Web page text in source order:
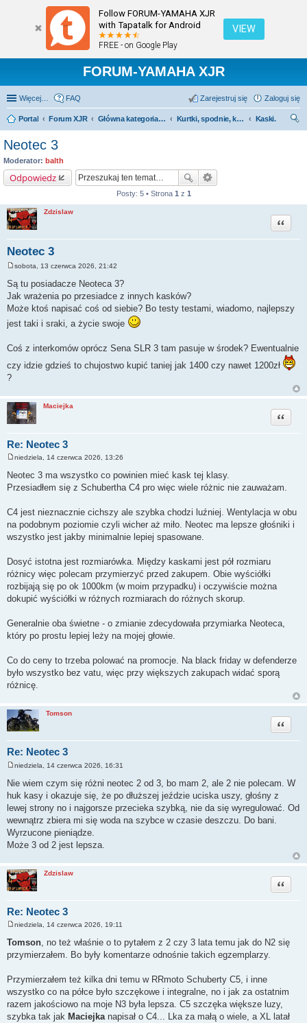
Follow FORUM-YAMAHA XJR
with Tapatalk for Android
FREE - on Google Play
VIEW
FORUM-YAMAHA XJR
Więcej… FAQ Zaloguj się
Zarejestruj się
Portal Forum XJR Główna kategoria forum Kurtki, spodnie, kaski, buty, rękawice itp.
Kaski.
Neotec 3
Moderator: balth
Odpowiedz
Posty: 5 • Strona 1 z 1
Zdzislaw
Neotec 3
Cytuj
s
t
sobota, 13 czerwca 2026, 21:42
Są tu posiadacze Neoteca 3?
Jak wrażenia po przesiadce z innych kasków?
Może ktoś napisać coś od siebie? Bo testy testami, wiadomo, najlepszy
jest taki i sraki, a życie swoje
Coś z interkomów oprócz Sena SLR 3 tam pasuje w środek? Ewentualnie
czy idzie gdzieś to chujostwo kupić taniej jak 1400 czy nawet 1200zł
?
Maciejka
Re: Neotec 3
Cytuj
o
s
t
niedziela, 14 czerwca 2026, 13:26
Neotec 3 ma wszystko co powinien mieć kask tej klasy.
Przesiadłem się z Schubertha C4 pro więc wiele różnic nie zauważam.
C4 jest nieznacznie cichszy ale szybka chodzi luźniej. Wentylacja w obu
na podobnym poziomie czyli wicher aż miło. Neotec ma lepsze głośniki i
wszystko jest jakby minimalnie lepiej spasowane.
Dosyć istotna jest rozmiarówka. Między kaskami jest pół rozmiaru
różnicy więc polecam przymierzyć przed zakupem. Obie wyściółki
rozbijają się po ok 1000km (w moim przypadku) i oczywiście można
dokupić wyściółki w różnych rozmiarach do różnych skorup.
Generalnie oba świetne - o zmianie zdecydowała przymiarka Neoteca,
który po prostu lepiej leży na mojej głowie.
Co do ceny to trzeba polować na promocje. Na black friday w defenderze
było wszystko bez vatu, więc przy większych zakupach widać sporą
różnicę.
Tomson
Re: Neotec 3
Cytuj
s
t
niedziela, 14 czerwca 2026, 16:31
Nie wiem czym się różni neotec 2 od 3, bo mam 2, ale 2 nie polecam. W
huk kasy i okazuje się, że po dłuższej jeździe uciska uszy, głośny z
lewej strony no i najgorsze przecieka szybką, nie da się wyregulować. Od
wewnątrz zbiera mi się woda na szybce w czasie deszczu. Do bani.
Wyrzucone pieniądze.
Może 3 od 2 jest lepsza.
Zdzislaw
Re: Neotec 3
Cytuj
o
s
t
niedziela, 14 czerwca 2026, 19:11
Tomson, no też właśnie o to pytałem z 2 czy 3 lata temu jak do N2 się
przymierzałem. Bo były komentarze odnośnie takich egzemplarzy.
Przymierzałem też kilka dni temu w RRmoto Schuberty C5, i inne
wszystko co na półce było szczękowe i integralne, no i jak za ostatnim
razem jakościowo na moje N3 była lepsza. C5 szczęka większe luzy,
szybka tak jak Maciejka napisał o C4... Lka za małą o wiele, a XL latał